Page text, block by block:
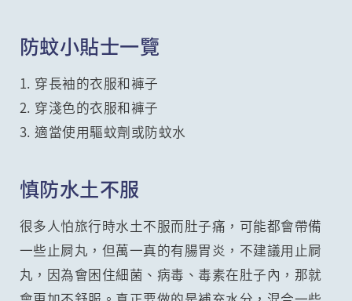
防蚊小貼士一覽
1. 穿長袖的衣服和褲子
2. 穿淺色的衣服和褲子
3. 適當使用驅蚊劑或防蚊水
慎防水土不服
很多人怕旅行時水土不服而肚子痛，可能都會帶備
一些止屙丸，但萬一真的有腸胃炎，不建議用止屙
丸，因為會困住細菌、病毒、毒素在肚子內，那就